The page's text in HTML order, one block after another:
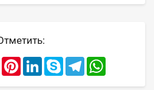
FacebookPinterestLinkedInSkype Telegram